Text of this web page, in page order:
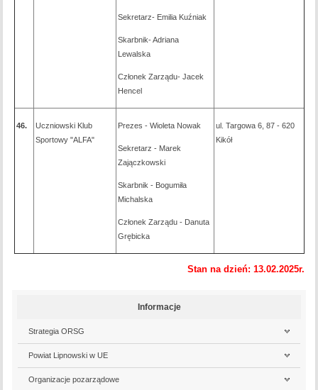
Sekretarz- Emilia Kuźniak
Skarbnik- Adriana
Lewalska
Członek Zarządu- Jacek
Hencel
46.
Uczniowski Klub
Sportowy "ALFA"
Prezes - Wioleta Nowak
Sekretarz - Marek
Zajączkowski
Skarbnik - Bogumiła
Michalska
Członek Zarządu - Danuta
Grębicka
ul. Targowa 6, 87 - 620
Kikół
Stan na dzień: 13.02.2025r.
Informacje
Strategia ORSG
Powiat Lipnowski w UE
Organizacje pozarządowe